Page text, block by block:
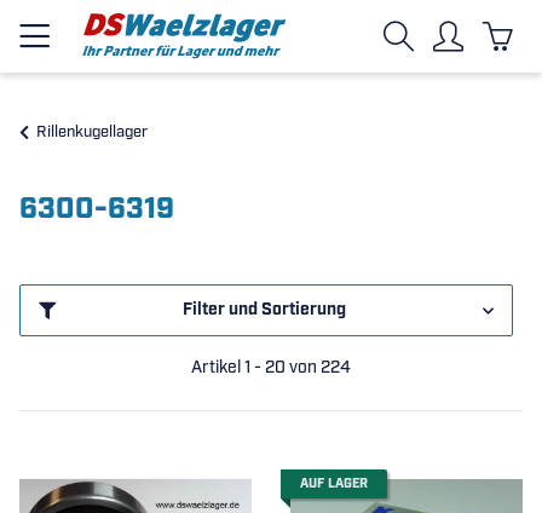
Rillenkugellager
6300-6319
Filter und Sortierung
Artikel 1 - 20 von 224
AUF LAGER